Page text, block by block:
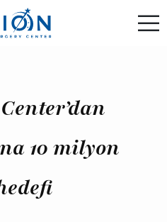
10 milyon